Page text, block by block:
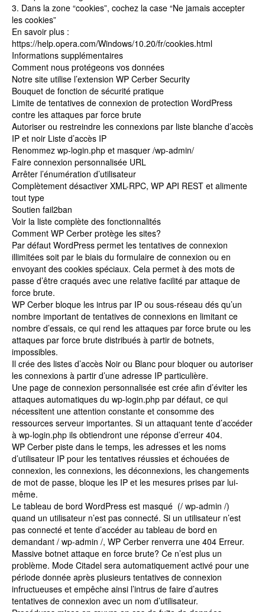
3. Dans la zone “cookies”, cochez la case “Ne jamais accepter
les cookies”
En savoir plus :
https://help.opera.com/Windows/10.20/fr/cookies.html
Informations supplémentaires
Comment nous protégeons vos données
Notre site utilise l’extension WP Cerber Security
Bouquet de fonction de sécurité pratique
Limite de tentatives de connexion de protection WordPress
contre les attaques par force brute
Autoriser ou restreindre les connexions par liste blanche d’accès
IP et noir Liste d’accès IP
Renommez wp-login.php et masquer /wp-admin/
Faire connexion personnalisée URL
Arrêter l’énumération d’utilisateur
Complètement désactiver XML-RPC, WP API REST et alimente
tout type
Soutien fail2ban
Voir la liste complète des fonctionnalités
Comment WP Cerber protège les sites?
Par défaut WordPress permet les tentatives de connexion
illimitées soit par le biais du formulaire de connexion ou en
envoyant des cookies spéciaux. Cela permet à des mots de
passe d’être craqués avec une relative facilité par attaque de
force brute.
WP Cerber bloque les intrus par IP ou sous-réseau dés qu’un
nombre important de tentatives de connexions en limitant ce
nombre d’essais, ce qui rend les attaques par force brute ou les
attaques par force brute distribués à partir de botnets,
impossibles.
Il crée des listes d’accès Noir ou Blanc pour bloquer ou autoriser
les connexions à partir d’une adresse IP particulière.
Une page de connexion personnalisée est crée afin d’éviter les
attaques automatiques du wp-login.php par défaut, ce qui
nécessitent une attention constante et consomme des
ressources serveur importantes. Si un attaquant tente d’accéder
à wp-login.php ils obtiendront une réponse d’erreur 404.
WP Cerber piste dans le temps, les adresses et les noms
d’utilisateur IP pour les tentatives réussies et échouées de
connexion, les connexions, les déconnexions, les changements
de mot de passe, bloque les IP et les mesures prises par lui-
même.
Le tableau de bord WordPress est masqué (/ wp-admin /)
quand un utilisateur n’est pas connecté. Si un utilisateur n’est
pas connecté et tente d’accéder au tableau de bord en
demandant / wp-admin /, WP Cerber renverra une 404 Erreur.
Massive botnet attaque en force brute? Ce n’est plus un
problème. Mode Citadel sera automatiquement activé pour une
période donnée après plusieurs tentatives de connexion
infructueuses et empêche ainsi l’intrus de faire d’autres
tentatives de connexion avec un nom d’utilisateur.